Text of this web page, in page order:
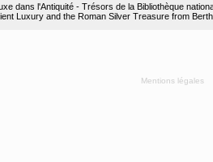
dans l'Antiquité - Trésors de la Bibliothèque
Luxury and the Roman Silver Treasure from
Mentions légales